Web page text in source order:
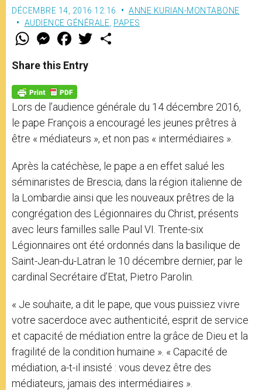
DÉCEMBRE 14, 2016 12:16
ANNE KURIAN-MONTABONE
AUDIENCE GÉNÉRALE PAPES
W
t
s
p
p
M
e
s
e
g
e
r
F
a
e
b
o
k
w
Share this Entry
Lors de l’audience générale du 14 décembre 2016,
le pape François a encouragé les jeunes prêtres à
être « médiateurs », et non pas « intermédiaires ».
Après la catéchèse, le pape a en effet salué les
séminaristes de Brescia, dans la région italienne de
la Lombardie ainsi que les nouveaux prêtres de la
congrégation des Légionnaires du Christ, présents
avec leurs familles salle Paul VI. Trente-six
Légionnaires ont été ordonnés dans la basilique de
Saint-Jean-du-Latran le 10 décembre dernier, par le
cardinal Secrétaire d’Etat, Pietro Parolin.
« Je souhaite, a dit le pape, que vous puissiez vivre
votre sacerdoce avec authenticité, esprit de service
et capacité de médiation entre la grâce de Dieu et la
fragilité de la condition humaine ». « Capacité de
médiation, a-t-il insisté : vous devez être des
médiateurs, jamais des intermédiaires ».